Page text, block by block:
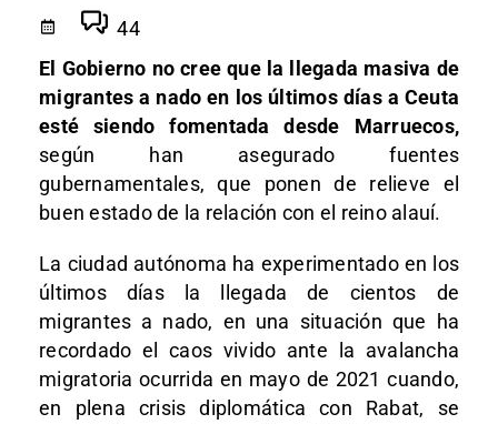
44
El Gobierno no cree que la llegada masiva de
migrantes a nado en los últimos días a Ceuta
esté siendo fomentada desde Marruecos,
según han asegurado fuentes
gubernamentales, que ponen de relieve el
buen estado de la relación con el reino alauí.
La ciudad autónoma ha experimentado en los
últimos días la llegada de cientos de
migrantes a nado, en una situación que ha
recordado el caos vivido ante la avalancha
migratoria ocurrida en mayo de 2021 cuando,
en plena crisis diplomática con Rabat, se